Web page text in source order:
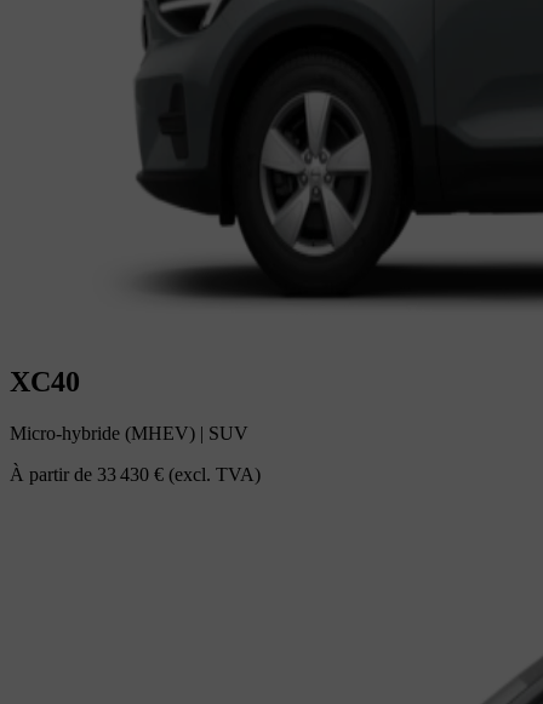
XC40
Micro-hybride (MHEV) | SUV
À partir de 33 430 € (excl. TVA)